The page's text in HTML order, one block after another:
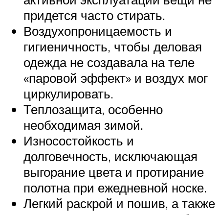
придется часто стирать.
Воздухопроницаемость и
гигиеничность, чтобы деловая
одежда не создавала на теле
«паровой эффект» и воздух мог
циркулировать.
Теплозащита, особенно
необходимая зимой.
Износостойкость и
долговечность, исключающая
выгорание цвета и протирание
полотна при ежедневной носке.
Легкий раскрой и пошив, а также